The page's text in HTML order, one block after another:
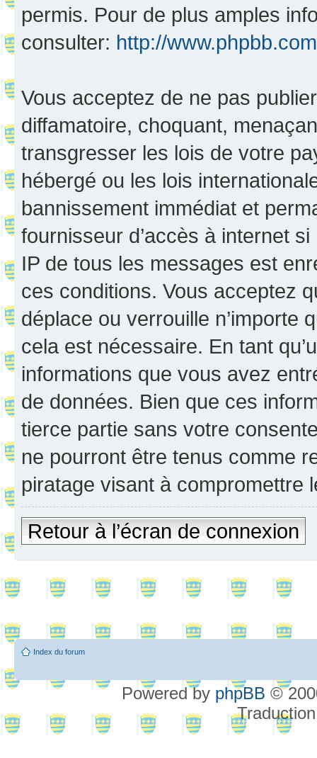
permis. Pour de plus amples
consulter: http://
Vous acceptez de ne pas
diffamatoire, choquant,
transgresser les lois de votre
hébergé ou les lois
bannissement immédiat et
fournisseur d’accès à internet
IP de tous les messages est
ces conditions. Vous acceptez
déplace ou verrouille n’importe
cela est nécessaire. En tant
informations que vous avez
de données. Bien que ces
tierce partie sans votre
ne pourront être tenus comme
piratage visant à compromettre
Retour à l’écran de connexion
Index du forum
Powered by phpBB ©